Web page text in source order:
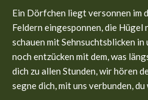
in
new
window
in
new
window
Ein Dörfchen liegt versonnen im
Feldern eingesponnen, die
schauen mit Sehnsuchtsblicken in
noch entzücken mit dem, was
dich zu allen Stunden, wir hören
segne dich, mit uns verbunden,